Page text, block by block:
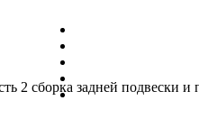
2 сборка задней подвески и